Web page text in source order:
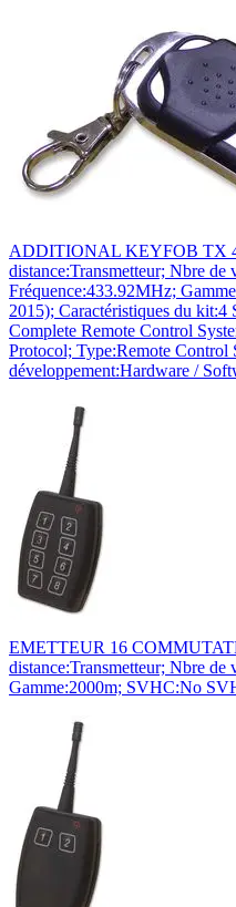
ADDITIONAL KEYFOB TX
distance:Transmetteur; Nbre de
Fréquence:433.92MHz;
2015); Caractéristiques du
Complete Remote Control
Protocol; Type:Remote Control
développement:Hardware /
EMETTEUR 16
distance:Transmetteur; Nbre
Gamme:2000m; SVHC:No